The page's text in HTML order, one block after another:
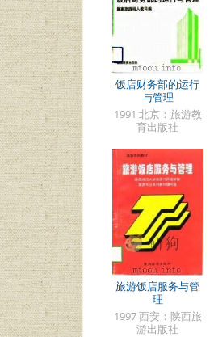
饭店财务部的运行
与管理
1991 北京：旅游教
育出版社
旅游饭店服务与管
理
1997 西安：陕西旅
游出版社